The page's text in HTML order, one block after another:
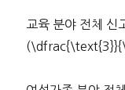
교육 분야 전체 신